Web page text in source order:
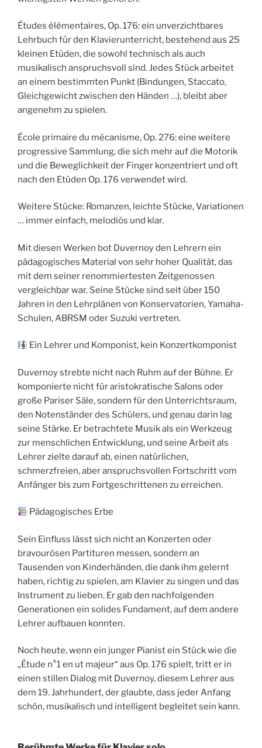
Études élémentaires, Op. 176: ein unverzichtbares
Lehrbuch für den Klavierunterricht, bestehend aus 25
kleinen Etüden, die sowohl technisch als auch
musikalisch anspruchsvoll sind. Jedes Stück arbeitet
an einem bestimmten Punkt (Bindungen, Staccato,
Gleichgewicht zwischen den Händen …), bleibt aber
angenehm zu spielen.
École primaire du mécanisme, Op. 276: eine weitere
progressive Sammlung, die sich mehr auf die Motorik
und die Beweglichkeit der Finger konzentriert und oft
nach den Etüden Op. 176 verwendet wird.
Weitere Stücke: Romanzen, leichte Stücke, Variationen
… immer einfach, melodiös und klar.
Mit diesen Werken bot Duvernoy den Lehrern ein
pädagogisches Material von sehr hoher Qualität, das
mit dem seiner renommiertesten Zeitgenossen
vergleichbar war. Seine Stücke sind seit über 150
Jahren in den Lehrplänen von Konservatorien, Yamaha-
Schulen, ABRSM oder Suzuki vertreten.
Ein Lehrer und Komponist, kein Konzertkomponist
Duvernoy strebte nicht nach Ruhm auf der Bühne. Er
komponierte nicht für aristokratische Salons oder
große Pariser Säle, sondern für den Unterrichtsraum,
den Notenständer des Schülers, und genau darin lag
seine Stärke. Er betrachtete Musik als ein Werkzeug
zur menschlichen Entwicklung, und seine Arbeit als
Lehrer zielte darauf ab, einen natürlichen,
schmerzfreien, aber anspruchsvollen Fortschritt vom
Anfänger bis zum Fortgeschrittenen zu erreichen.
Pädagogisches Erbe
Sein Einfluss lässt sich nicht an Konzerten oder
bravourösen Partituren messen, sondern an
Tausenden von Kinderhänden, die dank ihm gelernt
haben, richtig zu spielen, am Klavier zu singen und das
Instrument zu lieben. Er gab den nachfolgenden
Generationen ein solides Fundament, auf dem andere
Lehrer aufbauen konnten.
Noch heute, wenn ein junger Pianist ein Stück wie die
„Étude n°1 en ut majeur“ aus Op. 176 spielt, tritt er in
einen stillen Dialog mit Duvernoy, diesem Lehrer aus
dem 19. Jahrhundert, der glaubte, dass jeder Anfang
schön, musikalisch und intelligent begleitet sein kann.